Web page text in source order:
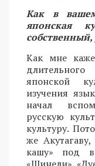
Как в вашем
японская
Как мне
японской
изучения
начал
русскую
культуру.
же
кашу» под